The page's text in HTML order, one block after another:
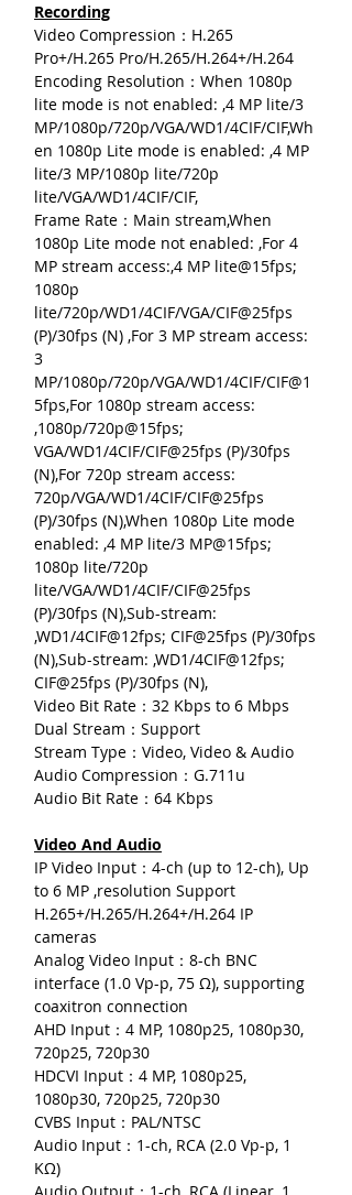
Recording
Video Compression：H.265
Pro+/H.265 Pro/H.265/H.264+/H.264
Encoding Resolution：When 1080p
lite mode is not enabled: ,4 MP lite/3
MP/1080p/720p/VGA/WD1/4CIF/CIF,Wh
en 1080p Lite mode is enabled: ,4 MP
lite/3 MP/1080p lite/720p
lite/VGA/WD1/4CIF/CIF,
Frame Rate：Main stream,When
1080p Lite mode not enabled: ,For 4
MP stream access:,4 MP lite@15fps;
1080p
lite/720p/WD1/4CIF/VGA/CIF@25fps
(P)/30fps (N) ,For 3 MP stream access:
3
MP/1080p/720p/VGA/WD1/4CIF/CIF@1
5fps,For 1080p stream access:
,1080p/720p@15fps;
VGA/WD1/4CIF/CIF@25fps (P)/30fps
(N),For 720p stream access:
720p/VGA/WD1/4CIF/CIF@25fps
(P)/30fps (N),When 1080p Lite mode
enabled: ,4 MP lite/3 MP@15fps;
1080p lite/720p
lite/VGA/WD1/4CIF/CIF@25fps
(P)/30fps (N),Sub-stream:
,WD1/4CIF@12fps; CIF@25fps (P)/30fps
(N),Sub-stream: ,WD1/4CIF@12fps;
CIF@25fps (P)/30fps (N),
Video Bit Rate：32 Kbps to 6 Mbps
Dual Stream：Support
Stream Type：Video, Video & Audio
Audio Compression：G.711u
Audio Bit Rate：64 Kbps
Video And Audio
IP Video Input：4-ch (up to 12-ch), Up
to 6 MP ,resolution Support
H.265+/H.265/H.264+/H.264 IP
cameras
Analog Video Input：8-ch BNC
interface (1.0 Vp-p, 75 Ω), supporting
coaxitron connection
AHD Input：4 MP, 1080p25, 1080p30,
720p25, 720p30
HDCVI Input：4 MP, 1080p25,
1080p30, 720p25, 720p30
CVBS Input：PAL/NTSC
Audio Input：1-ch, RCA (2.0 Vp-p, 1
KΩ)